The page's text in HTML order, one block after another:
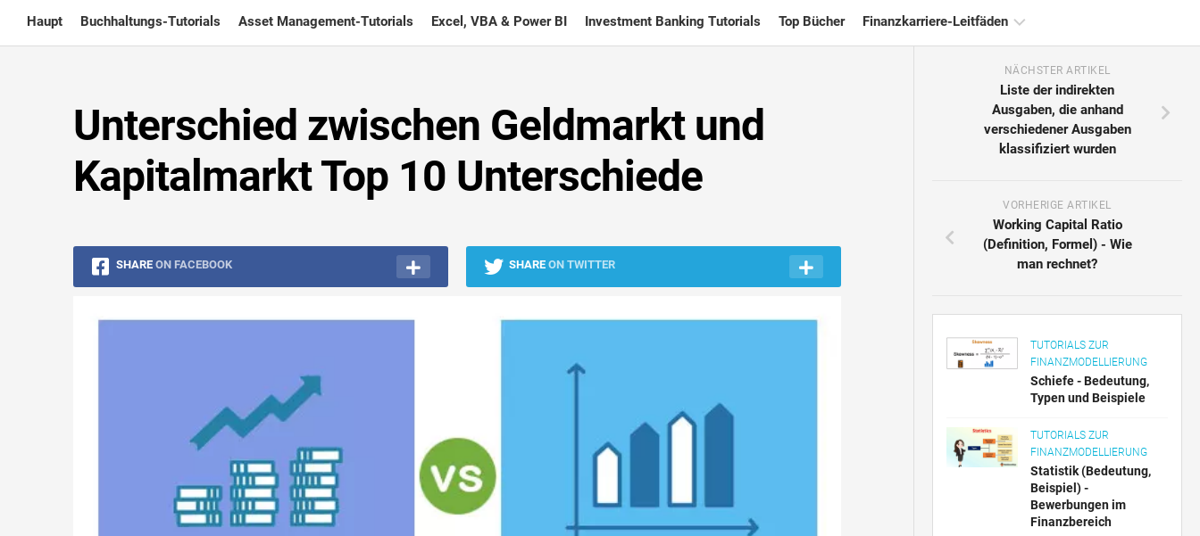
content
Haupt Buchhaltungs-Tutorials Asset Management-Tutorials Excel, VBA & Power BI Investment Banking Tutorials Top Bücher Finanzkarriere-Leitfäden
Finanzzertifizierung
Vollständige
Unterschied zwischen Geldmarkt und
Kapitalmarkt Top 10 Unterschiede
SHARE ON FACEBOOK SHARE ON TWITTER
NÄCHSTER ARTIKEL
Liste der indirekten
Ausgaben, die anhand
verschiedener Ausgaben
klassifiziert wurden
VORHERIGE ARTIKEL
Working Capital Ratio
(Definition, Formel) - Wie
man rechnet?
TUTORIALS ZUR
FINANZMODELLIERUNG
Schiefe - Bedeutung,
Typen und Beispiele
TUTORIALS ZUR
FINANZMODELLIERUNG
Statistik (Bedeutung,
Beispiel) -
Bewerbungen im
Finanzbereich